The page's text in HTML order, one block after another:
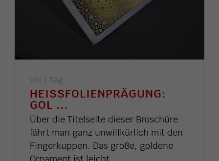
Vor 1 Tag
HEISSFOLIENPRÄGUNG: G
OL ...
Über die Titelseite dieser Broschüre
fährt man ganz unwillkürlich mit den
Fingerkuppen. Das große, goldene